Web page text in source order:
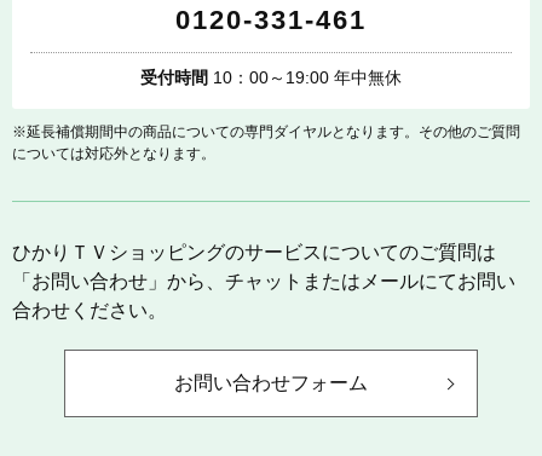
0120-331-461
受付時間 10：00～19:00 年中無休
※延長補償期間中の商品についての専門ダイヤルとなります。その他のご質問
については対応外となります。
ひかりＴＶショッピングのサービスについてのご質問は
「お問い合わせ」から、チャットまたはメールにてお問い
合わせください。
お問い合わせフォーム